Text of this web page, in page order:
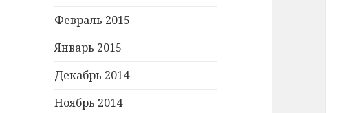
Февраль 2015
Январь 2015
Декабрь 2014
Ноябрь 2014